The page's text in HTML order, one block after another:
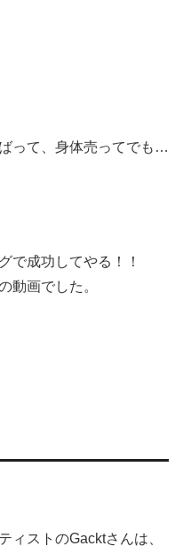
って、身体売ってでも…
で成功してやる！！
動画でした。
ィストのGacktさんは、